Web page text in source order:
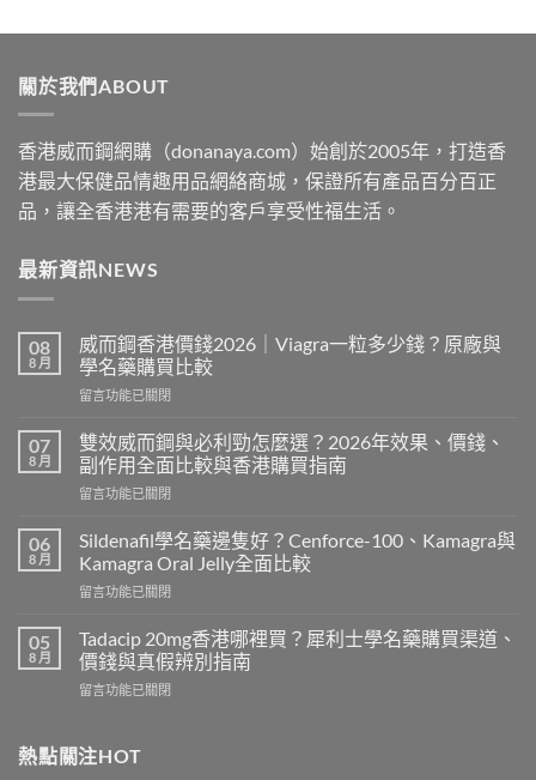
$329
關於我們ABOUT
香港威而鋼網購（donanaya.com）始創於2005年，打造香
港最大保健品情趣用品網絡商城，保證所有產品百分百正
品，讓全香港港有需要的客戶享受性福生活。
最新資訊NEWS
08
8 月
威而鋼香港價錢2026｜Viagra一粒多少錢？原廠與
學名藥購買比較
在
而
鋼
香
港
錢
2026
Viagra
粒
多
錢？
與
留言功能已關閉
07
8 月
雙效威而鋼與必利勁怎麼選？2026年效果、價錢、
副作用全面比較與香港購買指南
在
效
威
而
鋼
必
利
勁
怎
2026
留言功能已關閉
06
8 月
Sildenafil學名藥邊隻好？Cenforce-100、Kamagra與
Kamagra Oral Jelly全面比較
在
學
名
藥
邊
Cenforce-
留言功能已關閉
05
8 月
Tadacip 20mg香港哪裡買？犀利士學名藥購買渠道、
價錢與真假辨別指南
在
香
港
留言功能已關閉
熱點關注HOT